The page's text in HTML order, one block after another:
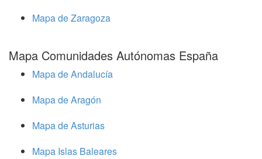
Mapa de Zaragoza
Mapa Comunidades Autónomas España
Mapa de Andalucía
Mapa de Aragón
Mapa de Asturias
Mapa Islas Baleares